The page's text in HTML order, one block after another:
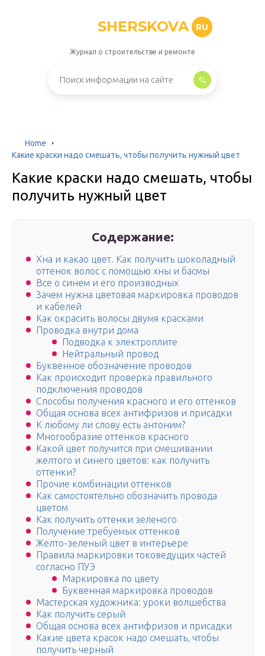
SHERSKOVA RU
Журнал о строительстве и ремонте
Home
Какие краски надо смешать, чтобы получить нужный цвет
Какие краски надо смешать, чтобы
получить нужный цвет
Содержание:
Хна и какао цвет. Как получить шоколадный
оттенок волос с помощью хны и басмы
Все о синем и его производных
Зачем нужна цветовая маркировка проводов
и кабелей
Как окрасить волосы двумя красками
Проводка внутри дома
Подводка к электроплите
Нейтральный провод
Буквенное обозначение проводов
Как происходит проверка правильного
подключения проводов
Способы получения красного и его оттенков
Общая основа всех антифризов и присадки
К любому ли слову есть антоним?
Многообразие оттенков красного
Какой цвет получится при смешивании
желтого и синего цветов: как получить
оттенки?
Прочие комбинации оттенков
Как самостоятельно обозначить провода
цветом
Как получить оттенки зеленого
Получение требуемых оттенков
Желто-зеленый цвет в интерьере
Правила маркировки токоведущих частей
согласно ПУЭ
Маркировка по цвету
Буквенная маркировка проводов
Мастерская художника: уроки волшебства
Как получить серый
Общая основа всех антифризов и присадки
Какие цвета красок надо смешать, чтобы
получить черный